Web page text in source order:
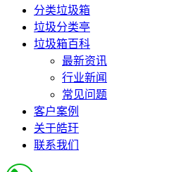
分类垃圾箱
垃圾分类亭
垃圾箱百科
最新资讯
行业新闻
常见问题
客户案例
关于皓玗
联系我们